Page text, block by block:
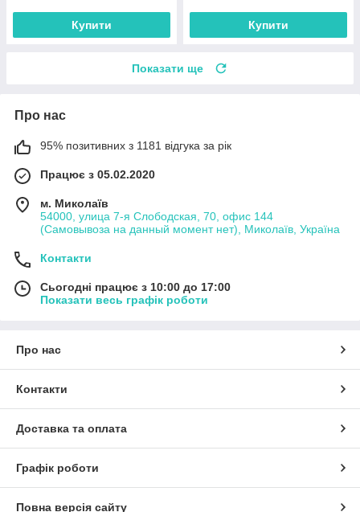
Купити Купити
Показати ще
Про нас
95% позитивних з 1181 відгука за рік
Працює з 05.02.2020
м. Миколаїв
54000, улица 7-я Слободская, 70, офис 144
(Самовывоза на данный момент нет), Миколаїв, Україна
Контакти
Сьогодні працює з 10:00 до 17:00
Показати весь графік роботи
Про нас
Контакти
Доставка та оплата
Графік роботи
Повна версія сайту